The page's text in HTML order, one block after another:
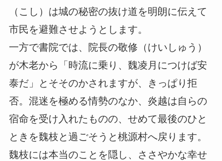
（こし）は城の秘密の抜け道を明朗に伝えて
市民を避難させようとします。
一方で書院では、院長の敬修（けいしゅう）
が木老から「時流に乗り、魏凌月につけば安
泰だ」とそそのかされますが、きっぱり拒
否。混迷を極める情勢のなか、炎越は自らの
宿命を受け入れたものの、せめて最後のひと
ときを魏枝と過ごそうと桃源村へ戻ります。
魏枝には本当のことを隠し、ささやかな幸せ